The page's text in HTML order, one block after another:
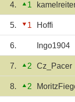
4. 1
5. 1 Hoffi
6. Ingo1904
7. 2 Cz_Pacer
8. 2